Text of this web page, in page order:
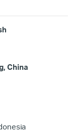
China